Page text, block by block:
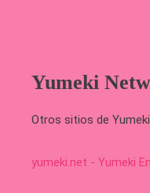
Yumeki
Otros sitios de
yumeki.net - Yumeki